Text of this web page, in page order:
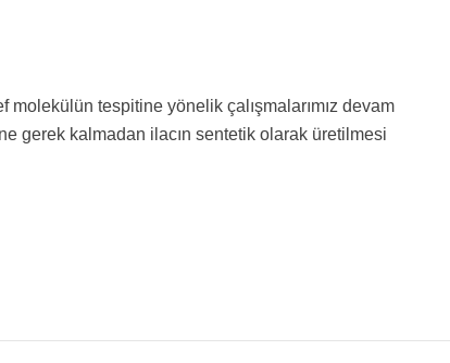
molekülün tespitine yönelik çalışmalarımız devam
gerek kalmadan ilacın sentetik olarak üretilmesi